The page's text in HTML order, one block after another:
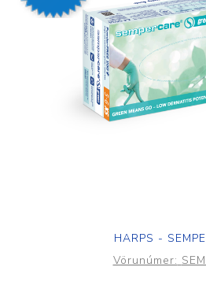
HARPS -
Vörunúmer: